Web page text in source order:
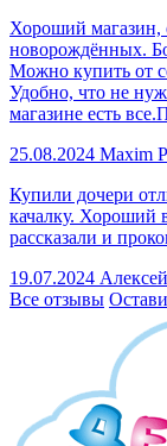
Хороший магазин,
новорождённых.
Можно купить от
Удобно, что не
магазине есть все.
25.08.2024 Maxim
Купили дочери
качалку. Хороший
рассказали и
19.07.2024
Все отзывы